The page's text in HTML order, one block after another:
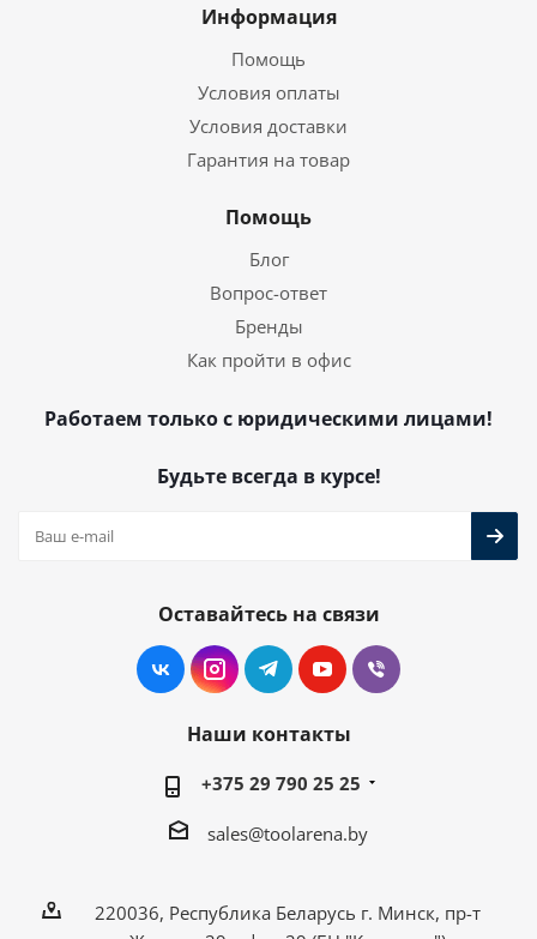
Информация
Помощь
Условия оплаты
Условия доставки
Гарантия на товар
Помощь
Блог
Вопрос-ответ
Бренды
Как пройти в офис
Работаем только с юридическими лицами!
Будьте всегда в курсе!
Оставайтесь на связи
Наши контакты
+375 29 790 25 25
sales@toolarena.by
220036, Республика Беларусь г. Минск, пр-т